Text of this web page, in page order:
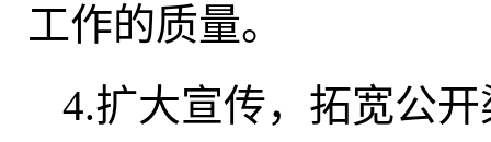
工作的质量。
4.扩大宣传， 拓宽公